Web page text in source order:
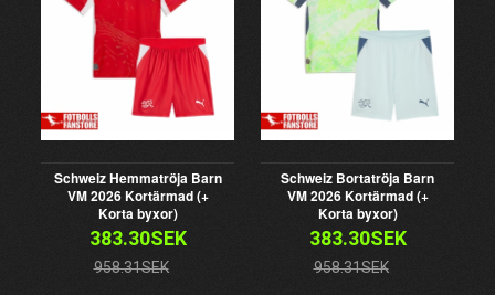
Schweiz Hemmatröja Barn
VM 2026 Kortärmad (+
Korta byxor)
383.30SEK
958.31SEK
Schweiz Bortatröja Barn
VM 2026 Kortärmad (+
Korta byxor)
383.30SEK
958.31SEK